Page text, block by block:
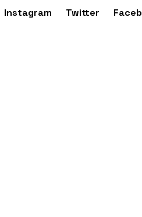
Instagram Twitter